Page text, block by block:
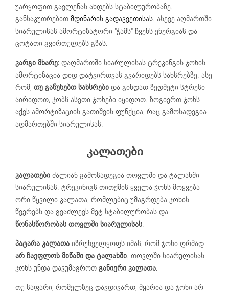
უარყოფით გავლენას ახდებს სტაბილურობაზე.
განსაკუთრებით მდინარის გადაკვეთისას. ასევე აღმართში
სიარულისას ამორტიზატორი "ჭამს" ჩვენს ენერგიას და
ცოტათი გვირთულებს გზას.
კარგი მხარე: დაღმართში სიარულისას ტრეკინგის ჯოხის
ამორტიზაცია დიდ დატვირთვას გვარიდებს სახსრებზე. ასე
რომ, თუ გაწუხებთ სახსრები და გინდათ ზედმეტი სტრესი
აირიდოთ, ჯობს ასეთი ჯოხები იყიდოთ. ზოგიერთ ჯოხს
აქვს ამორტიზაციის გათიშვის ფუნქცია, რაც გამოსადეგია
აღმართებში სიარულისას.
კალათები
კალათები ძალიან გამოსადეგია თოვლში და ტალახში
სიარულისას. ტრეკინიგს თითქმის ყველა ჯოხს მოყვება
ორი წყვილი კალათა, რომლებიც უმაგრდება ჯოხის
წვერებს და გვაძლევს მეტ სტაბილურობას და
წონასწორობას თოვლში სიარულისას.
პატარა კალათა იზრუნველყოფს იმას, რომ ჯოხი ღრმად
არ ჩაეფლოს მიწაში და ტალახში. თოვლში სიარულისას
ჯოხს უნდა დავუმაგროთ განიერი კალათა.
თუ საფარი, რომელზეც დავდივართ, მყარია და ჯოხი არ